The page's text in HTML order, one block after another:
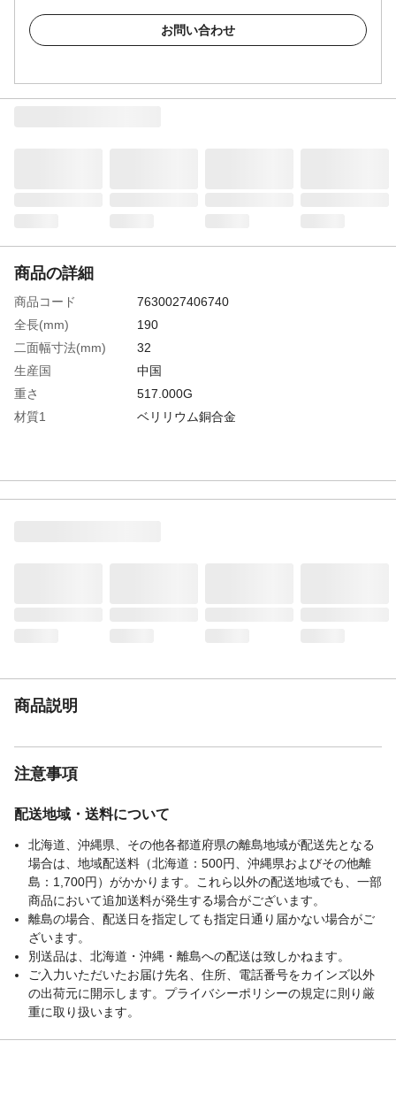
お問い合わせ
商品の詳細
商品コード
7630027406740
全長(mm)
190
二面幅寸法(mm)
32
生産国
中国
重さ
517.000G
材質1
ベリリウム銅合金
商品説明
注意事項
配送地域・送料について
北海道、沖縄県、その他各都道府県の離島地域が配送先となる
場合は、地域配送料（北海道：500円、沖縄県およびその他離
島：1,700円）がかかります。これら以外の配送地域でも、一部
商品において追加送料が発生する場合がございます。
離島の場合、配送日を指定しても指定日通り届かない場合がご
ざいます。
別送品は、北海道・沖縄・離島への配送は致しかねます。
ご入力いただいたお届け先名、住所、電話番号をカインズ以外
の出荷元に開示します。プライバシーポリシーの規定に則り厳
重に取り扱います。